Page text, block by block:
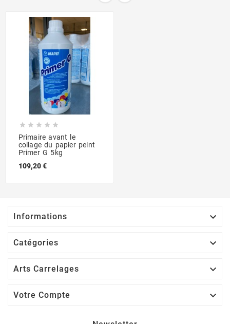
    
Primaire avant le
collage du papier peint
Primer G 5kg
109,20 €
Informations 
Catégories 
Arts Carrelages 
Votre Compte 